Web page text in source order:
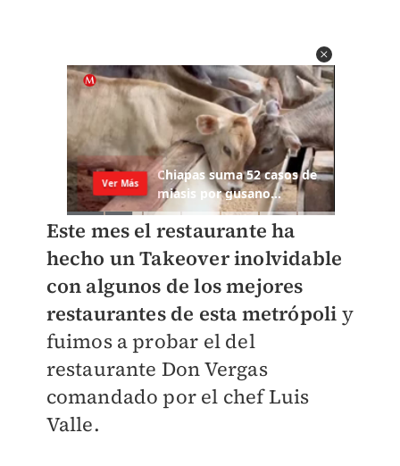
Este mes el restaurante ha
hecho un Takeover inolvidable
con algunos de los mejores
restaurantes de esta metrópoli y
fuimos a probar el del
restaurante Don Vergas
comandado por el chef Luis
Valle.